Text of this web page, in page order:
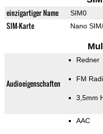
einzigartiger Name SIM0
SIM-Karte Nano
Audioeigenschaften
Redner
FM
3,5mm
AAC